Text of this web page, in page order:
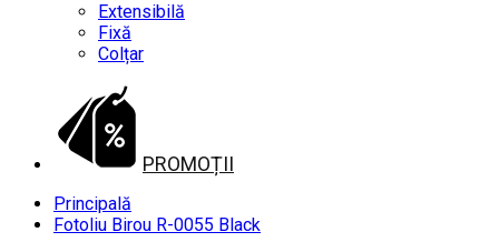
Extensibilă
Fixă
Colțar
PROMOȚII
Principală
Fotoliu Birou R-0055 Black